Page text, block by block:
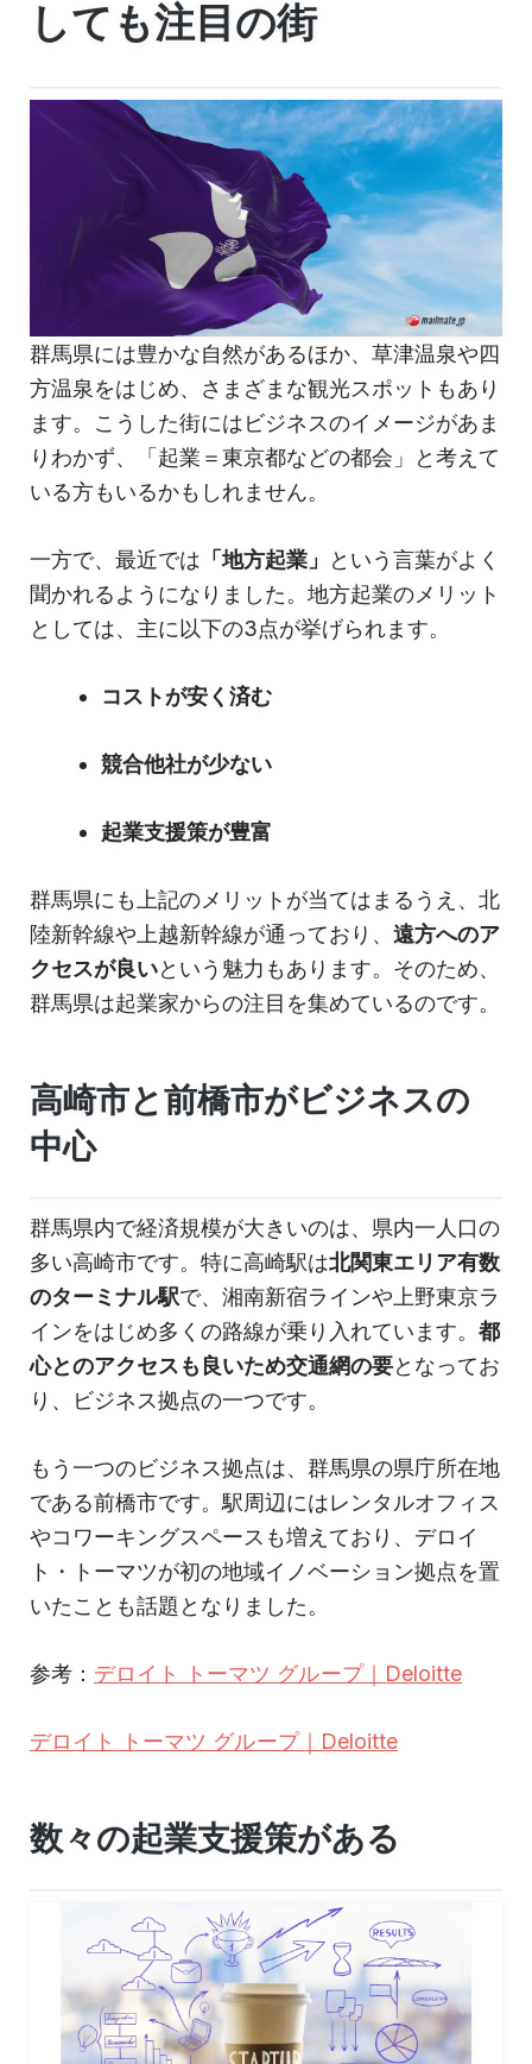
しても注目の街
群馬県には豊かな自然があるほか、草津温泉や四
方温泉をはじめ、さまざまな観光スポットもあり
ます。こうした街にはビジネスのイメージがあま
りわかず、「起業＝東京都などの都会」と考えて
いる方もいるかもしれません。
一方で、最近では 「地方起業」
という言葉がよく
聞かれるようになりました。地方起業のメリット
としては、主に以下の3点が挙げられます。
コストが安く済む
競合他社が少ない
起業支援策が豊富
群馬県にも上記のメリットが当てはまるうえ、北
陸新幹線や上越新幹線が通っており、 遠方へのア
クセスが良いという魅力もあります。そのため、
群馬県は起業家からの注目を集めているのです。
高崎市と前橋市がビジネスの
中心
群馬県内で経済規模が大きいのは、県内一人口の
多い高崎市です。特に高崎駅は北関東エリア有数
のターミナル駅で、湘南新宿ラインや上野東京ラ
インをはじめ多くの路線が乗り入れています。 都
心とのアクセスも良いため交通網の要となってお
り、ビジネス拠点の一つです。
もう一つのビジネス拠点は、群馬県の県庁所在地
である前橋市です。駅周辺にはレンタルオフィス
やコワーキングスペースも増えており、デロイ
ト・トーマツが初の地域イノベーション拠点を置
いたことも話題となりました。
参考： デロイト トーマツ グループ｜Deloitte
デロイト トーマツ グループ｜Deloitte
数々の起業支援策がある